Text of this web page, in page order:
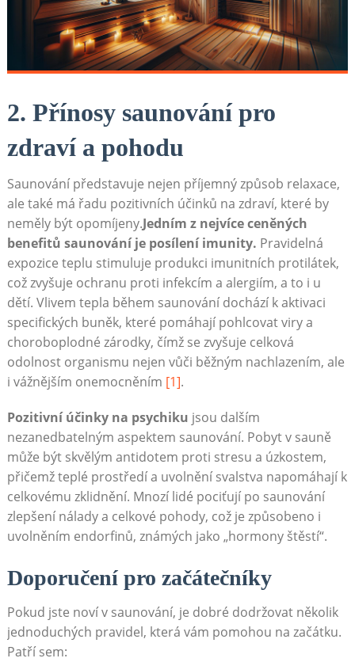
2. Přínosy saunování pro
zdraví a pohodu
Saunování představuje nejen příjemný způsob relaxace,
ale také má řadu pozitivních účinků na zdraví, které by
neměly být opomíjeny.Jedním z nejvíce ceněných
benefitů saunování je posílení imunity. Pravidelná
expozice teplu stimuluje produkci imunitních protilátek,
což zvyšuje ochranu proti infekcím a alergiím, a to i u
dětí. Vlivem tepla během saunování dochází k aktivaci
specifických buněk, které pomáhají pohlcovat viry a
choroboplodné zárodky, čímž se zvyšuje celková
odolnost organismu nejen vůči běžným nachlazením, ale
i vážnějším onemocněním [1].
Pozitivní účinky na psychiku jsou dalším
nezanedbatelným aspektem saunování. Pobyt v sauně
může být skvělým antidotem proti stresu a úzkostem,
přičemž teplé prostředí a uvolnění svalstva napomáhají k
celkovému zklidnění. Mnozí lidé pociťují po saunování
zlepšení nálady a celkové pohody, což je způsobeno i
uvolněním endorfinů, známých jako „hormony štěstí“.
Doporučení pro začátečníky
Pokud jste noví v saunování, je dobré dodržovat několik
jednoduchých pravidel, která vám pomohou na začátku.
Patří sem: